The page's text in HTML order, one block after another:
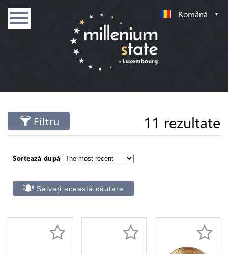
Română
Filtru 11 rezultate
Sortează după
Salvați această căutare